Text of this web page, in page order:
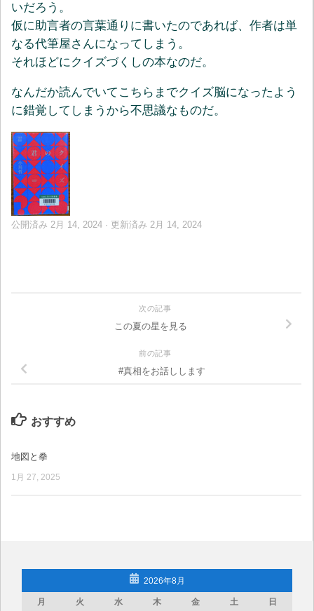
いだろう。
仮に助言者の言葉通りに書いたのであれば、作者は単
なる代筆屋さんになってしまう。
それほどにクイズづくしの本なのだ。
なんだか読んでいてこちらまでクイズ脳になったよう
に錯覚してしまうから不思議なものだ。
公開済み 2月 14, 2024 · 更新済み 2月 14, 2024
次の記事
この夏の星を見る
前の記事
#真相をお話しします
おすすめ
地図と拳
1月 27, 2025
2026年8月
月 火 水 木 金 土 日